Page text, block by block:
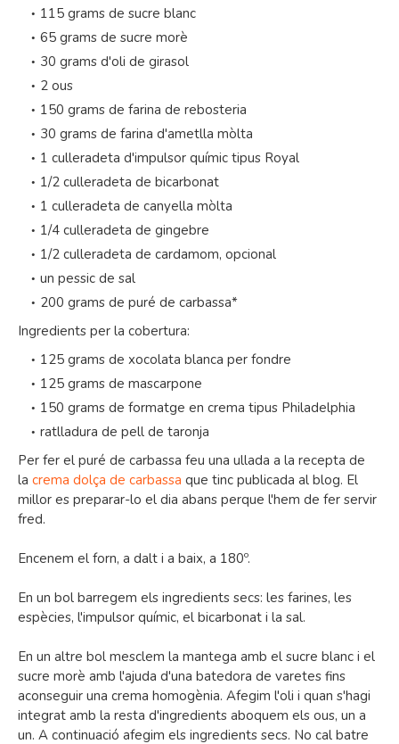
115 grams de sucre blanc
65 grams de sucre morè
30 grams d'oli de girasol
2 ous
150 grams de farina de rebosteria
30 grams de farina d'ametlla mòlta
1 culleradeta d'impulsor químic tipus Royal
1/2 culleradeta de bicarbonat
1 culleradeta de canyella mòlta
1/4 culleradeta de gingebre
1/2 culleradeta de cardamom, opcional
un pessic de sal
200 grams de puré de carbassa*
Ingredients per la cobertura:
125 grams de xocolata blanca per fondre
125 grams de mascarpone
150 grams de formatge en crema tipus Philadelphia
ratlladura de pell de taronja
Per fer el puré de carbassa feu una ullada a la recepta de
la crema dolça de carbassa que tinc publicada al blog. El
millor es preparar-lo el dia abans perque l'hem de fer servir
fred.
Encenem el forn, a dalt i a baix, a 180º.
En un bol barregem els ingredients secs: les farines, les
espècies, l'impulsor químic, el bicarbonat i la sal.
En un altre bol mesclem la mantega amb el sucre blanc i el
sucre morè amb l'ajuda d'una batedora de varetes fins
aconseguir una crema homogènia. Afegim l'oli i quan s'hagi
integrat amb la resta d'ingredients aboquem els ous, un a
un. A continuació afegim els ingredients secs. No cal batre